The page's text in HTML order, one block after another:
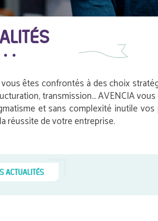
êtes confrontés à des choix
transmission… AVENCIA
et sans complexité inutile
réussite de votre entreprise.
ACTUALITÉS